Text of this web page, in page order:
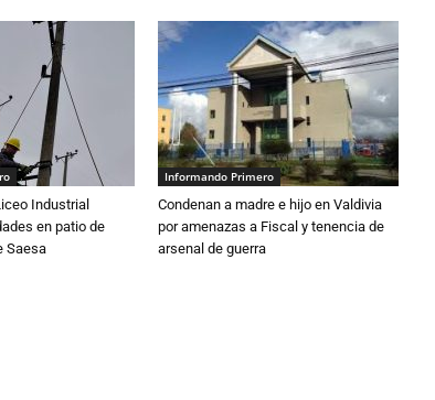
Industrial
en patio de
Saesa
Informando Primero
Condenan a madre e hijo en Valdivia
por amenazas a Fiscal y tenencia de
arsenal de guerra